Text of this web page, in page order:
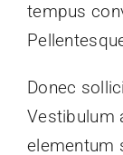
tempus
Donec
Vestibulum
elementum